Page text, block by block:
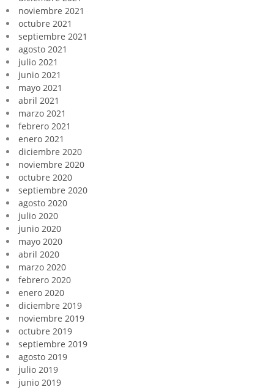
noviembre 2021
octubre 2021
septiembre 2021
agosto 2021
julio 2021
junio 2021
mayo 2021
abril 2021
marzo 2021
febrero 2021
enero 2021
diciembre 2020
noviembre 2020
octubre 2020
septiembre 2020
agosto 2020
julio 2020
junio 2020
mayo 2020
abril 2020
marzo 2020
febrero 2020
enero 2020
diciembre 2019
noviembre 2019
octubre 2019
septiembre 2019
agosto 2019
julio 2019
junio 2019